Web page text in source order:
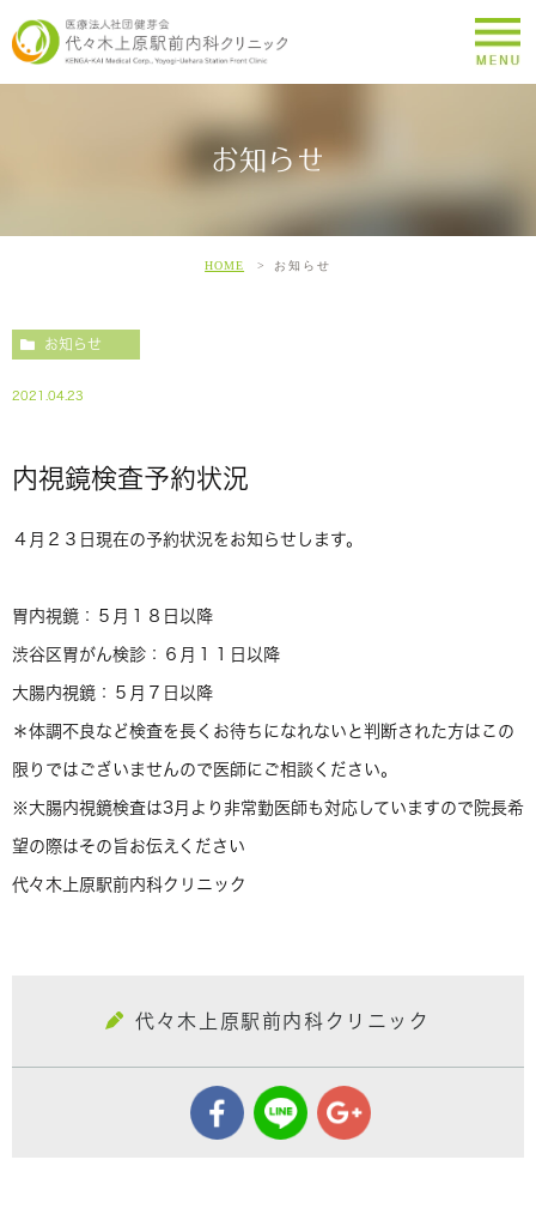
お知らせ
HOME お知らせ
お知らせ
2021.04.23
内視鏡検査予約状況
４月２３日現在の予約状況をお知らせします。
胃内視鏡：５月１８日以降
渋谷区胃がん検診：６月１１日以降
大腸内視鏡：５月７日以降
＊体調不良など検査を長くお待ちになれないと判断された方はこの
限りではございませんので医師にご相談ください。
※大腸内視鏡検査は3月より非常勤医師も対応していますので院長希
望の際はその旨お伝えください
代々木上原駅前内科クリニック
代々木上原駅前内科クリニック